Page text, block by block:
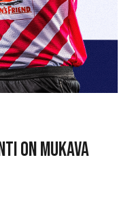
ON MUKAVA